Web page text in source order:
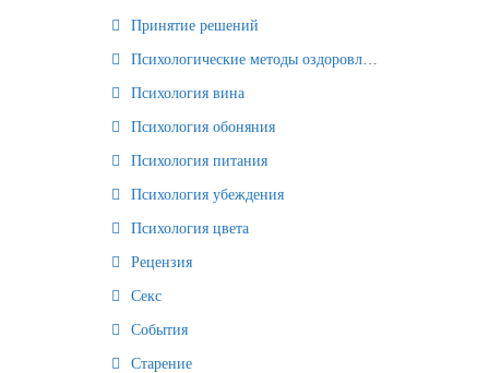
Принятие решений
Психологические методы оздоровления и омоложения
Психология вина
Психология обоняния
Психология питания
Психология убеждения
Психология цвета
Рецензия
Секс
События
Старение